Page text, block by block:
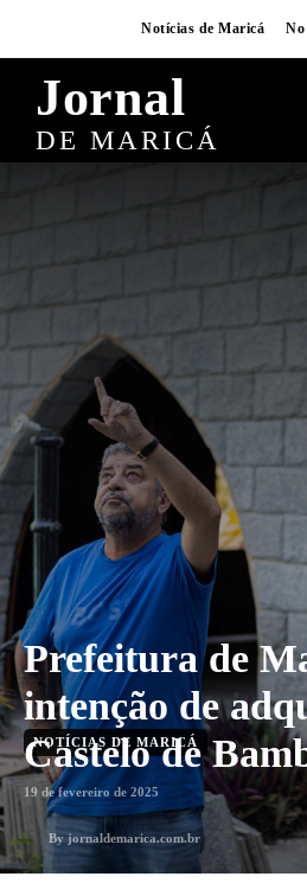
Notícias de Maricá
Jornal
DE MARICÁ
Prefeitura de
intenção de
Castelo de
NOTÍCIAS DE MARICÁ
19 de fevereiro de 2025
By jornaldemarica.com.br